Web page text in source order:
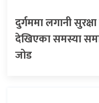
दुर्गममा लगानी
देखिएका समस्या
जोड